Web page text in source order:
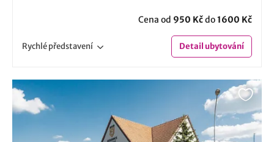
Cena od 950 Kčdo1600 Kč
Rychlépředstavení Detailubytování